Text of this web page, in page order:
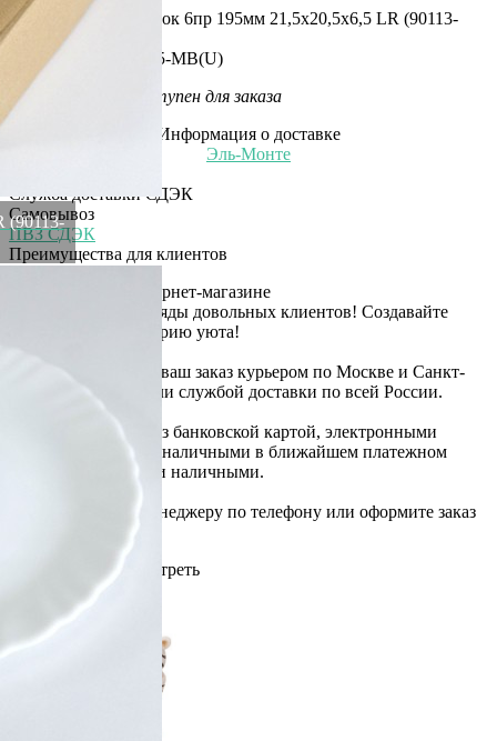
(90113-
Купить Набор тарелок 6пр 195мм 21,5х20,5х6,5 LR (90113-
195)
Артикул:
90113-195-MB(U)
Этот товар недоступен для заказа
Информация о доставке
Эль-Монте
Служба доставки СДЭК
Самовывоз
ПВЗ СДЭК
Преимущества для клиентов
Закзать в интернет-магазине
Вступайте в ряды довольных клиентов! Создавайте
Вашу территорию уюта!
Мы доставим ваш заказ курьером по Москве и Санкт-
Петербургу или службой доставки по всей России.
Оплатите заказ банковской картой, электронными
деньгами или наличными в ближайшем платежном
терминале или наличными.
Позвоните менеджеру по телефону или оформите заказ
через корзину
Рекомендуем посмотреть
Скидка!